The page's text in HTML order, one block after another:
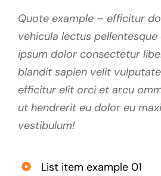
Quote example – efficitur
vehicula lectus
ipsum dolor consectetur
blandit sapien velit
efficitur elit orci et arcu
ut hendrerit eu dolor eu
vestibulum!
List item example 01